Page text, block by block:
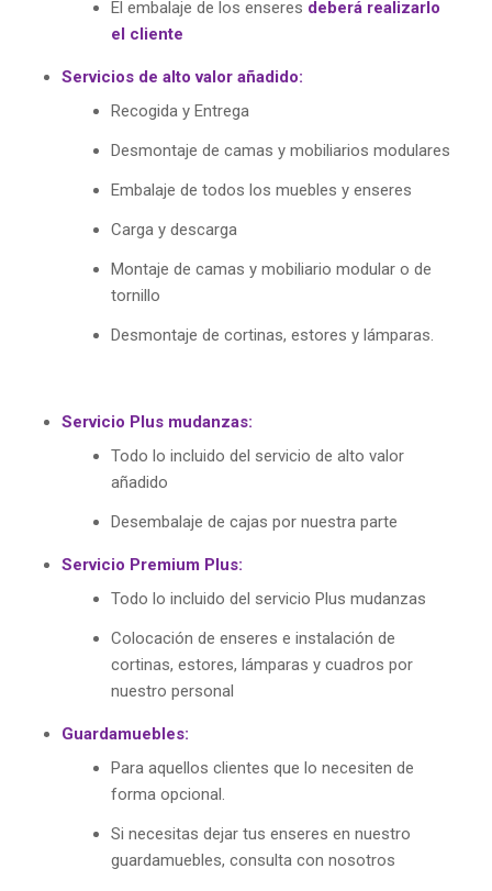
El embalaje de los enseres deberá realizarlo
el cliente
Servicios de alto valor añadido:
Recogida y Entrega
Desmontaje de camas y mobiliarios modulares
Embalaje de todos los muebles y enseres
Carga y descarga
Montaje de camas y mobiliario modular o de
tornillo
Desmontaje de cortinas, estores y lámparas.
Servicio Plus mudanzas:
Todo lo incluido del servicio de alto valor
añadido
Desembalaje de cajas por nuestra parte
Servicio Premium Plus:
Todo lo incluido del servicio Plus mudanzas
Colocación de enseres e instalación de
cortinas, estores, lámparas y cuadros por
nuestro personal
Guardamuebles:
Para aquellos clientes que lo necesiten de
forma opcional.
Si necesitas dejar tus enseres en nuestro
guardamuebles, consulta con nosotros